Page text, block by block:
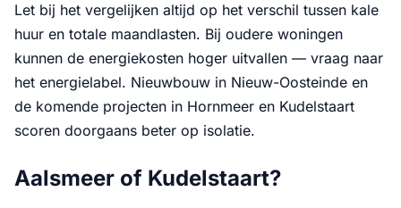
Let bij het vergelijken altijd op het verschil tussen kale
huur en totale maandlasten. Bij oudere woningen
kunnen de energiekosten hoger uitvallen — vraag naar
het energielabel. Nieuwbouw in Nieuw-Oosteinde en
de komende projecten in Hornmeer en Kudelstaart
scoren doorgaans beter op isolatie.
Aalsmeer of Kudelstaart?